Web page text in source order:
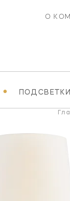
О
• ПОДСВЕТКИ